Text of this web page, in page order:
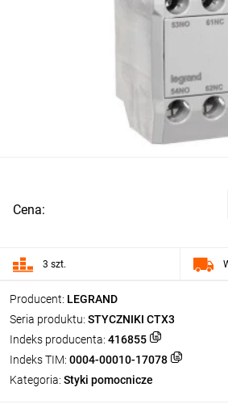
Producent: LEGRAND
Seria produktu: STYCZNIKI CTX3
Indeks producenta: 416855
Indeks TIM: 0004-00010-17078
Kategoria: Styki pomocnicze
Cena:
3 szt.